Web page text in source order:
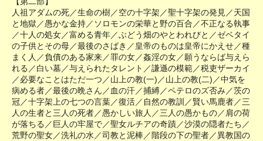
人祖アダムの死／生命の樹／空の十字架／聖十字架の発見／天国
と地獄／愚かな金持／ソロモンの栄華と野の百合／不正なる執事
／十人の処女／富める青年／ぶどう畑のやとわれびと／ゼベタイ
の子供とその母／最後のさばき／皇帝のものは皇帝にかえせ／種
まく人／負債のある家来／罪の女／姦淫の女／願うならば与えら
れる／白い墓／与えられたタレント／謙遜の模範／税吏ザーカイ
／必要なことはただ一つ／山上の教(一)／山上の教(二)／中気を
病める者／最後の晩さん／血の汗／捕縛／ペテロのズ否み／茨の
冠／十字架上の七つの言葉／復活／自然の教訓／賢い馬鹿者／三
人の生者と三人の死者／愚かしい旅人／三人の愚かもの／肩の荷
が落ちる／巨人の牢屋で／聖女ルチアの奇蹟／沙漠の隠者たち／
荒野の聖女／洗礼の水／司教と泥棒／階段の下の聖者／異教国の